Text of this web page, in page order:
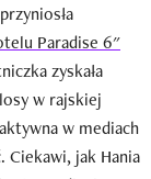
Paradise 6"
zyskała
w rajskiej
w mediach
Ciekawi, jak Hania